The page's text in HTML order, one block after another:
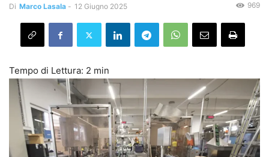
Di Marco Lasala - 12 Giugno 2025 969